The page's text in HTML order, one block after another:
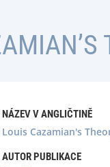
NÁZEV V ANGLIČTINĚ
Louis Cazamian's
AUTOR PUBLIKACE